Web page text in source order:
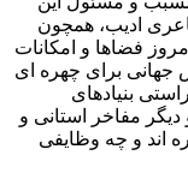
ادیب، همچون
فضاها و امکانات
جهانی برای چهره ای
بنیادهای
مفاخر استانی و
اند و چه وظایفی